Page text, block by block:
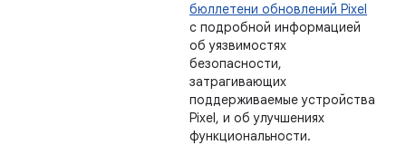
бюллетени обновлений Pixel
с подробной информацией
об уязвимостях
безопасности,
затрагивающих
поддерживаемые устройства
Pixel, и об улучшениях
функциональности.